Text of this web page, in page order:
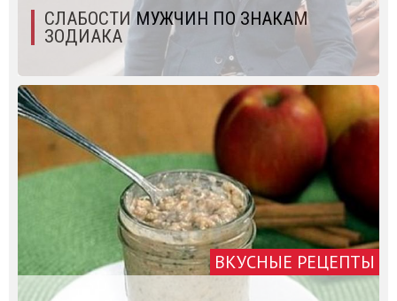
СЛАБОСТИ МУЖЧИН ПО ЗНАКАМ
ЗОДИАКА
ВКУСНЫЕ РЕЦЕПТЫ